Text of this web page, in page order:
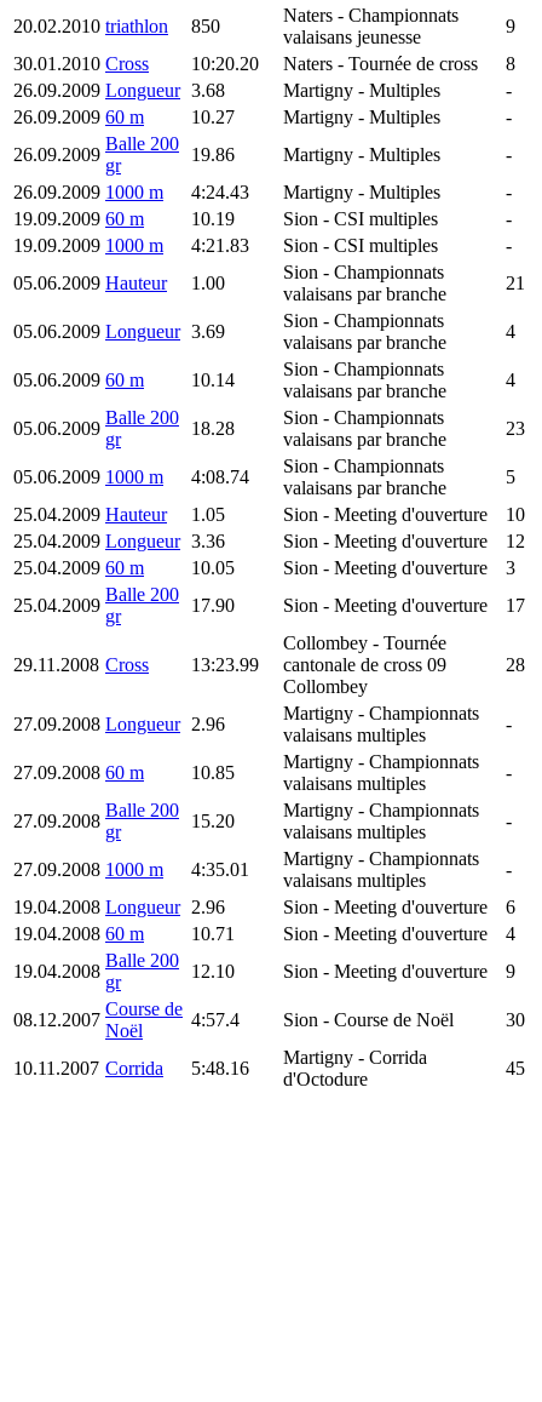
20.02.2010 triathlon 850
Naters - Championnats
valaisans jeunesse
9
30.01.2010 Cross 10:20.20 Naters - Tournée de cross
8
26.09.2009 Longueur 3.68 Martigny - Multiples
-
26.09.2009 60 m 10.27 Martigny - Multiples
-
26.09.2009
Balle 200
gr
19.86 Martigny - Multiples
-
26.09.2009 1000 m 4:24.43 Martigny - Multiples
-
19.09.2009 60 m 10.19 Sion - CSI multiples
-
19.09.2009 1000 m 4:21.83 Sion - CSI multiples
-
05.06.2009 Hauteur 1.00
Sion - Championnats
valaisans par branche
21
05.06.2009 Longueur 3.69
Sion - Championnats
valaisans par branche
4
05.06.2009 60 m 10.14
Sion - Championnats
valaisans par branche
4
05.06.2009
Balle 200
gr
18.28
Sion - Championnats
valaisans par branche
23
05.06.2009 1000 m 4:08.74
Sion - Championnats
valaisans par branche
5
25.04.2009 Hauteur 1.05 Sion - Meeting d'ouverture
10
25.04.2009 Longueur 3.36 Sion - Meeting d'ouverture
12
25.04.2009 60 m 10.05 Sion - Meeting d'ouverture
3
25.04.2009
Balle 200
gr
17.90 Sion - Meeting d'ouverture 17
29.11.2008 Cross 13:23.99
Collombey - Tournée
cantonale de cross 09
Collombey
28
27.09.2008 Longueur 2.96
Martigny - Championnats
valaisans multiples
-
27.09.2008 60 m 10.85
Martigny - Championnats
valaisans multiples
-
27.09.2008
Balle 200
gr
15.20
Martigny - Championnats
valaisans multiples
-
27.09.2008 1000 m 4:35.01
Martigny - Championnats
valaisans multiples
-
19.04.2008 Longueur 2.96 Sion - Meeting d'ouverture
6
19.04.2008 60 m 10.71 Sion - Meeting d'ouverture
4
19.04.2008
Balle 200
gr
12.10 Sion - Meeting d'ouverture 9
08.12.2007
Course de
Noël
4:57.4 Sion - Course de Noël 30
10.11.2007 Corrida 5:48.16
Martigny - Corrida
d'Octodure
45